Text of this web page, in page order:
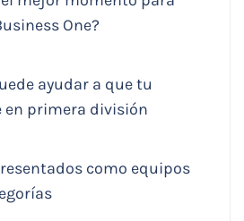
One?
ayudar a que tu
en primera división
como equipos